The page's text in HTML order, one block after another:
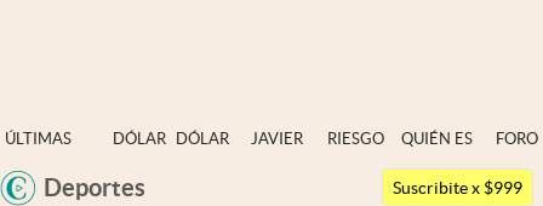
ÚLTIMAS
NOTICIAS
DÓLAR
DÓLAR
JAVIER
RIESGO
QUIÉN ES
QUIÉN
FORO
Argentina
Deportes
Dólar
Members Suscribite x $999